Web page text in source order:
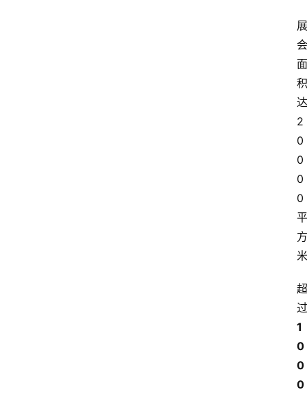
展
会
面
积
达
2
0
0
0
0
平
方
米
超
过
1
0
0
0